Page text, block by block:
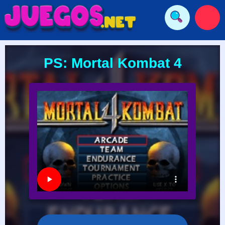
PS: Mortal Kombat 4